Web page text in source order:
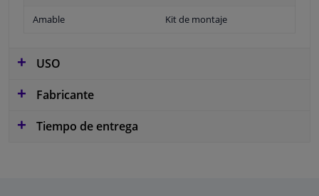
Amable Kit de montaje
USO
Fabricante
Tiempo de entrega